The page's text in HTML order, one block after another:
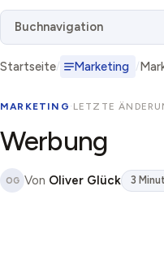
Buchnavigation
Startseite Marketing
MARKETING · LETZTE
Werbung
OG Von Oliver Glück 3